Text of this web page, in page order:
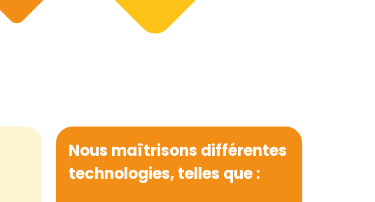
Nous maîtrisons différentes
technologies, telles que :